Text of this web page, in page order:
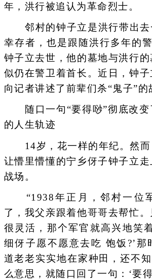
年，洪行被追认为革命烈士。
邻村的钟子立是洪行带出去
幸存者，也是跟随洪行多年的
钟子立去世，他的墓地与洪行的
似仍在警卫着首长。近日，钟
向记者讲述了前辈们杀“鬼子”
随口一句“要得唦”彻底改变
的人生轨迹
14岁，花一样的年纪。然而
让懵里懵懂的宁乡伢子钟子立
战场。
“1938年正月，邻村一位
了，我父亲跟着他哥哥去帮忙
很灵活，那个军官就高兴地笑
细伢子愿不愿意去吃 饱饭?’那
道老老实实地在家种田，还不
么意思，就随口回了一句：‘要